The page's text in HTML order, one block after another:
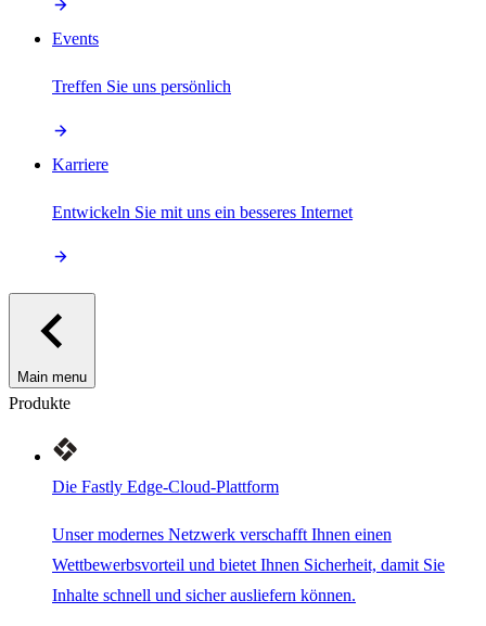
Events
Treffen Sie uns persönlich
Karriere
Entwickeln Sie mit uns ein besseres Internet
Main menu
Produkte
Die Fastly Edge-Cloud-Plattform
Unser modernes Netzwerk verschafft Ihnen einen
Wettbewerbsvorteil und bietet Ihnen Sicherheit, damit Sie
Inhalte schnell und sicher ausliefern können.